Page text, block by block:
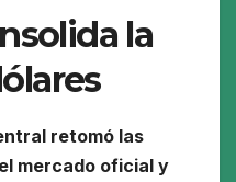
la
retomó las
mercado oficial y